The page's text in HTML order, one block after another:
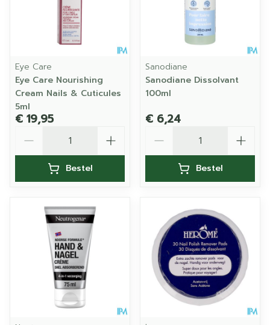
Eye Care
Eye Care Nourishing
Cream Nails & Cuticules
5ml
€ 19,95
Bestel
Sanodiane
Sanodiane Dissolvant
100ml
€ 6,24
Bestel